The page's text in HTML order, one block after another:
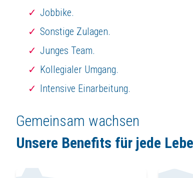
Jobbike.
Sonstige Zulagen.
Junges Team.
Kollegialer Umgang.
Intensive Einarbeitung.
Gemeinsam wachsen
Unsere Benefits für jede